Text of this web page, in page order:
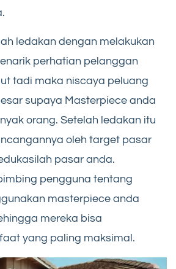
ledakan dengan melakukan
perhatian pelanggan
tadi maka niscaya peluang
supaya Masterpiece anda
orang. Setelah ledakan itu
oleh target pasar
pasar anda.
pengguna tentang
masterpiece anda
mereka bisa
yang paling maksimal.